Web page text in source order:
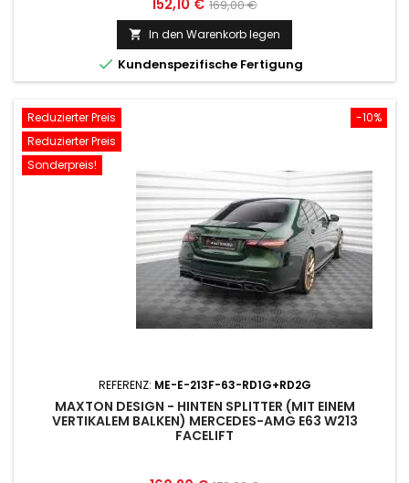
152,10 €
Preis
169,00 €
 In den Warenkorb legen
 Kundenspezifische Fertigung
-10%
Reduzierter Preis
Reduzierter Preis
Sonderpreis!
REFERENZ: ME-E-213F-63-RD1G+RD2G
MAXTON DESIGN - HINTEN SPLITTER (MIT EINEM
VERTIKALEM BALKEN) MERCEDES-AMG E63 W213
FACELIFT